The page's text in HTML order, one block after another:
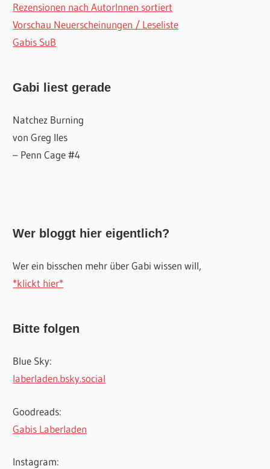
Rezensionen nach AutorInnen sortiert
Vorschau Neuerscheinungen / Leseliste
Gabis SuB
Gabi liest gerade
Natchez Burning
von Greg Iles
– Penn Cage #4
Wer bloggt hier eigentlich?
Wer ein bisschen mehr über Gabi wissen will,
*klickt hier*
Bitte folgen
Blue Sky:
laberladen.bsky.social
Goodreads:
Gabis Laberladen
Instagram: